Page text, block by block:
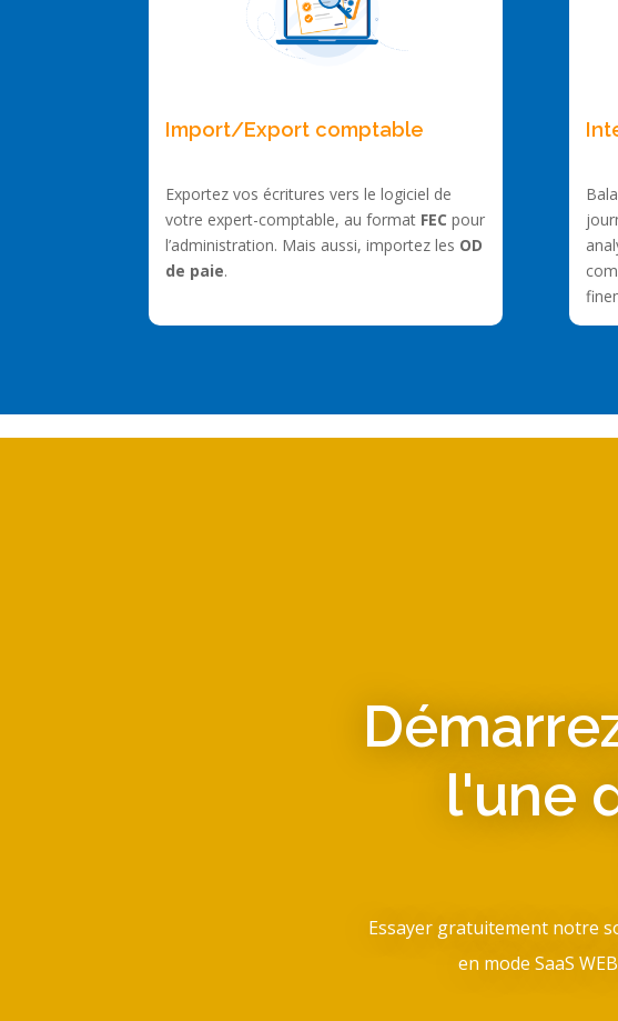
Import/Export comptable
Exportez vos écritures vers le logiciel de
votre expert-comptable, au format FEC pour
l’administration. Mais aussi, importez les OD
de paie.
l'une
Essayer gratuitement notre
en mode SaaS